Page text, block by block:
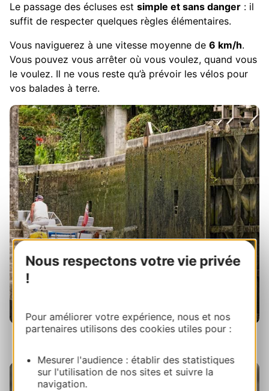
Nous respectons votre vie privée
!
Pour améliorer votre expérience, nous et nos
partenaires utilisons des cookies utiles pour :
Mesurer l'audience : établir des statistiques
sur l'utilisation de nos sites et suivre la
navigation.
Le passage des écluses est simple et sans danger : il
suffit de respecter quelques règles élémentaires.
Vous naviguerez à une vitesse moyenne de 6 km/h.
Vous pouvez vous arrêter où vous voulez, quand vous
le voulez. Il ne vous reste qu’à prévoir les vélos pour
vos balades à terre.
Ecluse d'Aigues-Vives, D.Viet / CRT Occitanie